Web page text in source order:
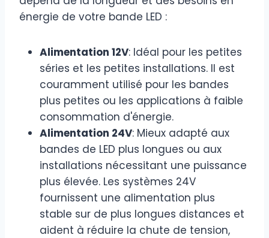
énergie de votre bande LED :
Alimentation 12V: Idéal pour les petites
séries et les petites installations. Il est
couramment utilisé pour les bandes
plus petites ou les applications à faible
consommation d'énergie.
Alimentation 24V: Mieux adapté aux
bandes de LED plus longues ou aux
installations nécessitant une puissance
plus élevée. Les systèmes 24V
fournissent une alimentation plus
stable sur de plus longues distances et
aident à réduire la chute de tension,